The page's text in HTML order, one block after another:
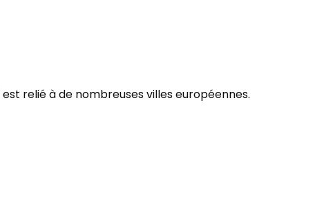
est relié à de nombreuses villes européennes.